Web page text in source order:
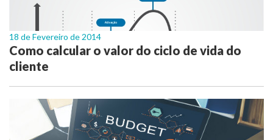
18 de Fevereiro de 2014
Como calcular o valor do ciclo de vida do
cliente